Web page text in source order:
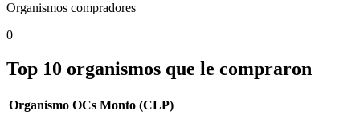
Organismos compradores
0
Top 10 organismos que le compraron
Organismo OCs Monto (CLP)